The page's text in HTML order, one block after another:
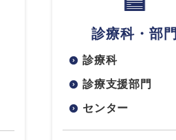
診療科・部門
診療科
診療支援部門
センター